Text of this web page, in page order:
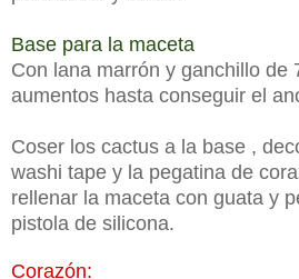
Base para la maceta
Con lana marrón y ganchillo de
aumentos hasta conseguir el
Coser los cactus a la base ,
washi tape y la pegatina de
rellenar la maceta con guata y
pistola de silicona.
Corazón: